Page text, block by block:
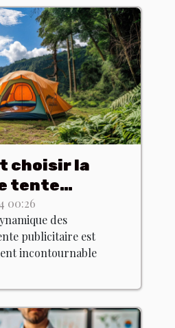
choisir la
tente
pour votre
00:26
des
publicitaire est
incontournable